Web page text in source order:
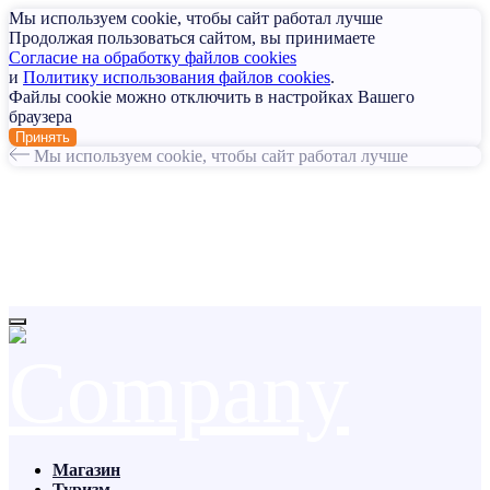
Мы используем cookie, чтобы сайт работал лучше
Продолжая пользоваться сайтом, вы принимаете
Согласие на обработку файлов cookies
и Политику использования файлов cookies.
Файлы cookie можно отключить в настройках Вашего
браузера
Принять
Мы используем cookie, чтобы сайт работал лучше
Магазин